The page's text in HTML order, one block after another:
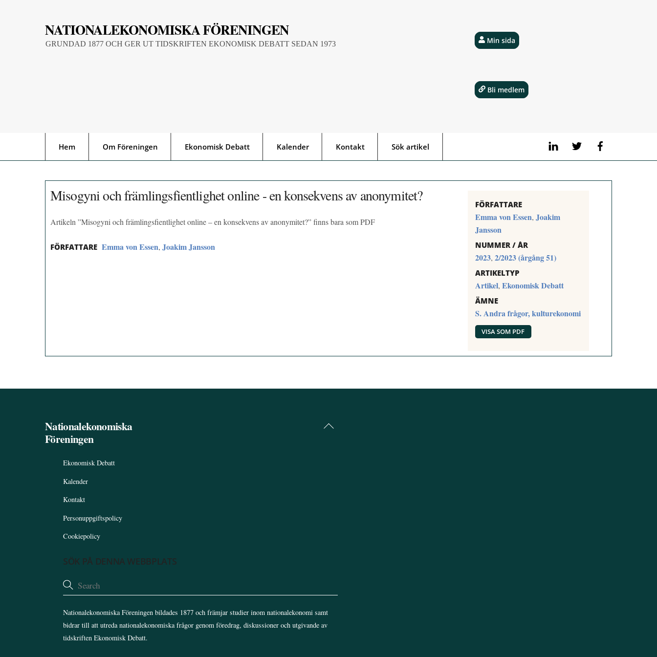
NATIONALEKONOMISKA FÖRENINGEN
GRUNDAD 1877 OCH GER UT TIDSKRIFTEN EKONOMISK DEBATT SEDAN 1973
LinkedIn Twitter
Hem Om Föreningen Ekonomisk Debatt Kalender Kontakt Sök artikel
Min sida
Bli medlem
Misogyni och främlingsfientlighet online - en konsekvens av anonymitet?
Artikeln ”Misogyni och främlingsfientlighet online – en konsekvens av anonymitet?” finns bara som PDF
FÖRFATTARE Emma von Essen, Joakim Jansson
FÖRFATTARE
Emma von Essen, Joakim
Jansson
NUMMER / ÅR
2023, 2/2023 (årgång 51)
ARTIKELTYP
Artikel, Ekonomisk Debatt
ÄMNE
S. Andra frågor, kulturekonomi
VISA SOM PDF
Back
Nationalekonomiska
Föreningen
Ekonomisk Debatt
Kalender
Kontakt
Personuppgiftspolicy
Cookiepolicy
SÖK PÅ DENNA WEBBPLATS
Nationalekonomiska Föreningen bildades 1877 och främjar studier inom nationalekonomi samt
bidrar till att utreda nationalekonomiska frågor genom föredrag, diskussioner och utgivande av
tidskriften Ekonomisk Debatt.